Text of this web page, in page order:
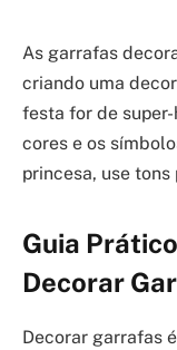
As garrafas
criando uma
festa for de
cores e os
princesa, use
Guia
Decorar
Decorar garrafas